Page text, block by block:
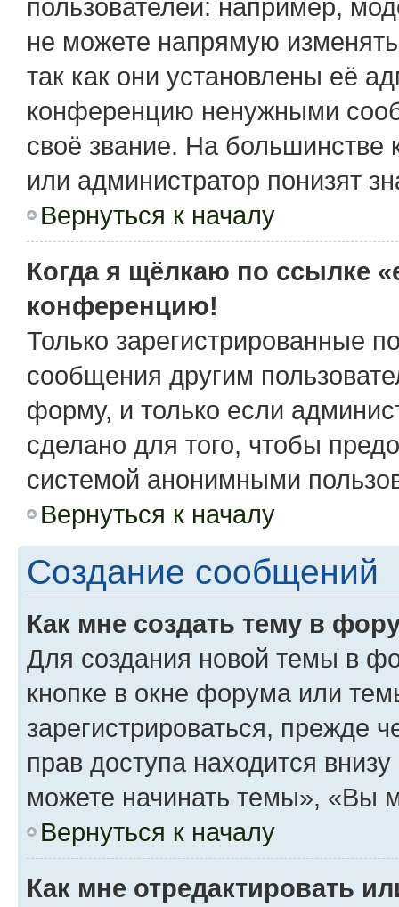
пользователей: например,
не можете напрямую
так как они установлены её
конференцию ненужными
своё звание. На
или администратор понизят
Вернуться к началу
Когда я щёлкаю по ссылке
конференцию!
Только зарегистрированные
сообщения другим
форму, и только если
сделано для того, чтобы
системой анонимными
Вернуться к началу
Создание сообщений
Как мне создать тему в
Для создания новой темы в
кнопке в окне форума или
зарегистрироваться, прежде
прав доступа находится
можете начинать темы», «Вы
Вернуться к началу
Как мне отредактировать